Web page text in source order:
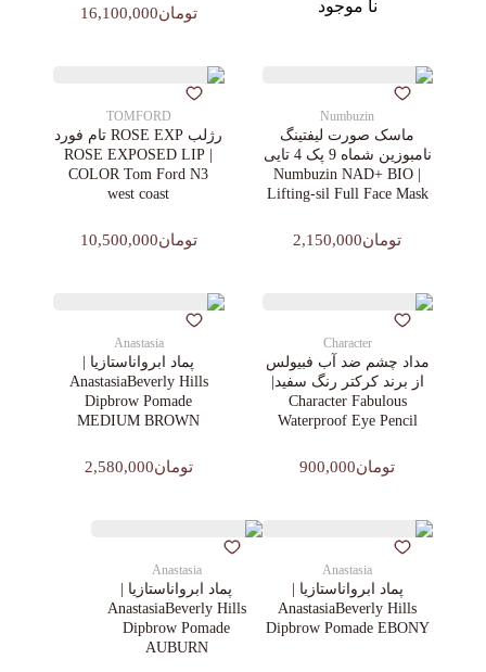
نا موجود تومان16,100,000
Numbuzin
ماسک صورت لیفتینگ
نامبوزین شماه 9 پک 4 تایی
| Numbuzin NAD+ BIO
Lifting-sil Full Face Mask
تومان2,150,000
TOMFORD
رژلب ROSE EXP تام فورد
| ROSE EXPOSED LIP
COLOR Tom Ford N3
west coast
تومان10,500,000
Character
مداد چشم ضد آب فبیولس
از برند کرکتر رنگ سفید|
Character Fabulous
Waterproof Eye Pencil
تومان900,000
Anastasia
پماد ابرواناستازیا |
AnastasiaBeverly Hills
Dipbrow Pomade
MEDIUM BROWN
تومان2,580,000
Anastasia
پماد ابرواناستازیا |
AnastasiaBeverly Hills
Dipbrow Pomade EBONY
Anastasia
پماد ابرواناستازیا |
AnastasiaBeverly Hills
Dipbrow Pomade
AUBURN